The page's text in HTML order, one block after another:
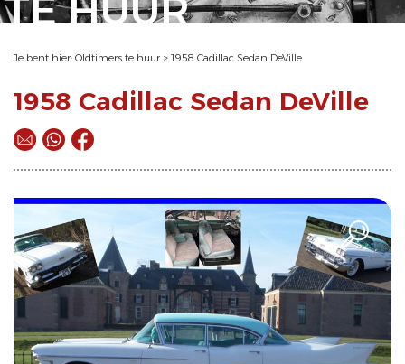
Je bent hier: Oldtimers te huur > 1958 Cadillac Sedan DeVille
1958 Cadillac Sedan DeVille